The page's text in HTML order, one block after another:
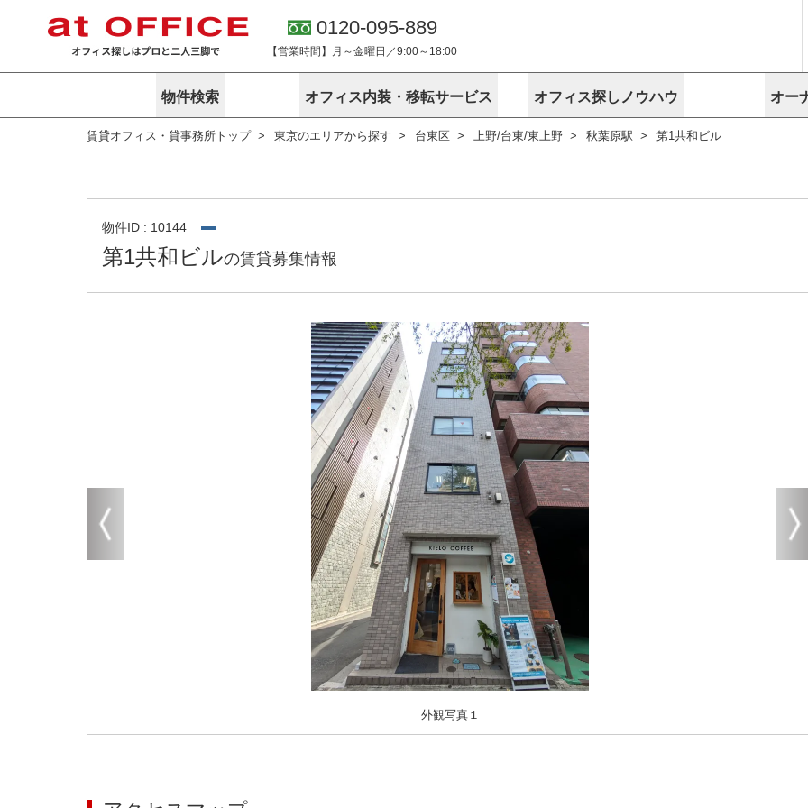
0120-095-889
【営業時間】月～金曜日／9:00～18:00
物件検索
東京
路線から探す
こだわりから探す
賃料相場を参考に探す
地図から探す
居抜き物件特集
神奈川
路線から探す
地図から探す
神奈川のクリニックを探す
埼玉
路線から探す
埼玉のクリニックを探す
路線から探
千葉のクリ
路線から探す
その他
地図から探す
オフィス内装・移転サービス
サービス内容
オフィス探しノウハウ
オフィス探しノウハウ
アットオフィスが選ばれる理由
無料ダウンロード オフィス移転に関するお役立ちコンテンツ
オー
空室に
物件掲載依頼
企業情報
オフィス紹介
アットレジデンス ビルアド
賃貸オフィス・貸事務所トップ 東京のエリアから探す 台東区 上野/台東/東上野 秋葉原駅 第1共和ビル
物件ID : 10144
第1共和ビルの賃貸募集情報
外観写真１